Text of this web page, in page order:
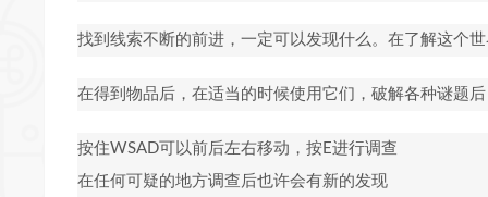
找到线索不断的前进，一定可以发现什么。在了解这个
在得到物品后，在适当的时候使用它们，破解各种谜题
按住WSAD可以前后左右移动，按E进行调查
在任何可疑的地方调查后也许会有新的发现